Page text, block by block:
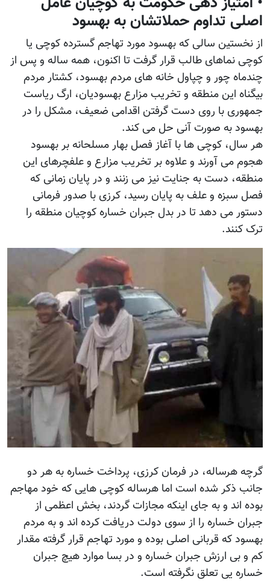
اصلی تداوم حملاتشان به بهسود
از نخستین سالی که بهسود مورد تهاجم گسترده کوچی یا
کوچی نماهای طالب قرار گرفت تا اکنون، همه ساله و پس از
چندماه چور و چپاول خانه های مردم بهسود، کشتار مردم
بیگناه این منطقه و تخریب مزارع بهسودیان، ارگ ریاست
جمهوری با روی دست گرفتن اقدامی ضعیف، مشکل را در
بهسود به صورت آنی حل می کند.
هر سال، کوچی ها با آغاز فصل بهار مسلحانه بر بهسود
هجوم می آورند و علاوه بر تخریب مزارع و علفچرهای این
منطقه، دست به جنایت نیز می زنند و در پایان زمانی که
فصل سبزه و علف به پایان رسید، کرزی با صدور فرمانی
دستور می دهد تا در بدل جبران خساره کوچیان منطقه را
ترک کنند.
گرچه هرساله، در فرمان کرزی، پرداخت خساره به هر دو
جانب ذکر شده است اما هرساله کوچی هایی که خود مهاجم
بوده اند و به جای اینکه مجازات گردند، بخش اعظمی از
جبران خساره را از سوی دولت دریافت کرده اند و به مردم
بهسود که قربانی اصلی بوده و مورد تهاجم قرار گرفته مقدار
کم و بی ارزش جبران خساره و در بسا موارد هیچ جبران
خساره یی تعلق نگرفته است.